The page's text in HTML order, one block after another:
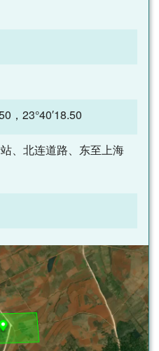
，23°40′18.50
、北连道路、东至上海